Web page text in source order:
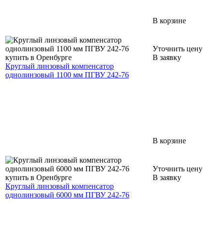
В корзине
Круглый линзовый компенсатор
однолинзовый 1100 мм ПГВУ 242-76
Уточнить цену
В заявку
В корзине
Круглый линзовый компенсатор
однолинзовый 6000 мм ПГВУ 242-76
Уточнить цену
В заявку